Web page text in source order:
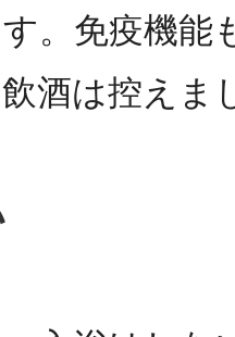
。免疫機能
酒は控えま